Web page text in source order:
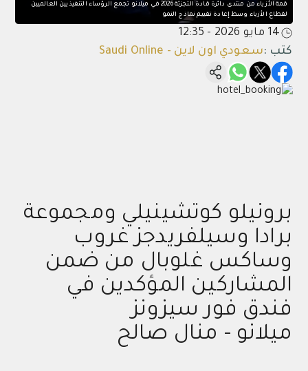
قمة الأزياء من منتدى دائرة قادة التجزئة 2026 في ميلانو تجمع الرؤساء التنفيذيين العالميين
لقطاع الأزياء وسط إعادة تقييم نماذج النمو
14 مايو 2026 - 12:35
كتب :سعودي اون لاين - Saudi Online
برونيلو كوتشينيلي ومجموعة
برادا وسيلفريدجز غروب
وساكس غلوبال من ضمن
المشاركين المؤكدين في
فندق فور سيزونز
ميلانو - منال صالح